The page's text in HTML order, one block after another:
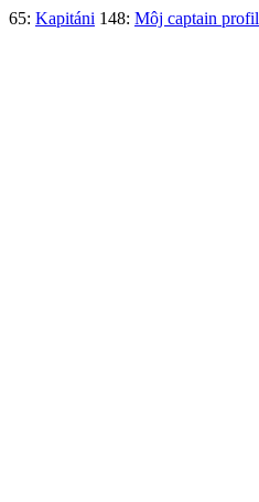
65: Kapitáni 148: Môj captain profil